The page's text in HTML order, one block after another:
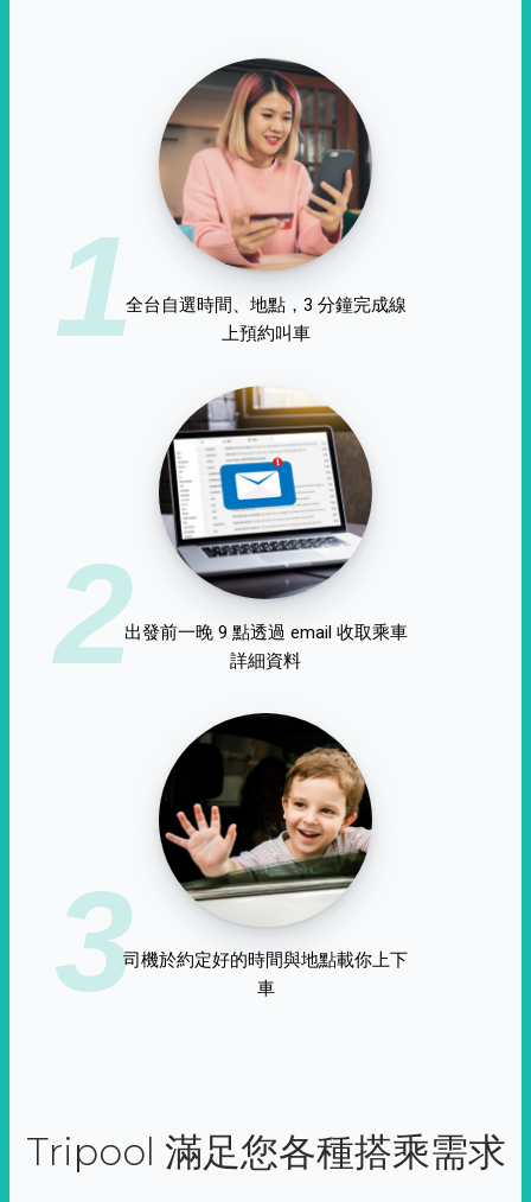
1全台自選時間、地點，3 分鐘完成線
上預約叫車
2出發前一晚 9 點透過 email 收取乘車
詳細資料
3司機於約定好的時間與地點載你上下
車
Tripool 滿足您各種搭乘需求